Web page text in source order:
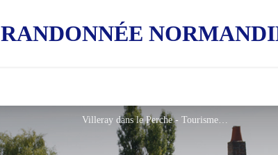
RANDONNÉE
Villeray dans le Perche - Tourisme 61